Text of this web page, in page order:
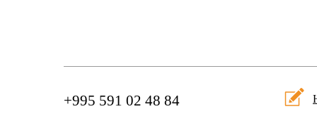
+995 591 02 48 84